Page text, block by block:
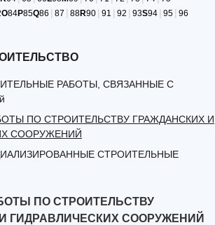
O84P85Q86 | 87 | 88R90 | 91 | 92 | 93S94 | 95 | 96
РАБОТЫ, СВЯЗАННЫЕ С
ПО СТРОИТЕЛЬСТВУ ГРАЖДАНСКИХ И
СООРУЖЕНИЙ
СТРОИТЕЛЬНЫЕ
ПО СТРОИТЕЛЬСТВУ
ГИДРАВЛИЧЕСКИХ СООРУЖЕНИЙ